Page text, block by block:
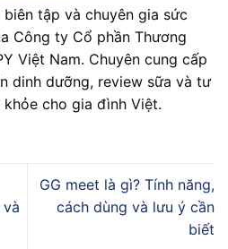
tập và chuyên gia sức
Công ty Cổ phần Thương
Việt Nam. Chuyên cung cấp
dinh dưỡng, review sữa và tư
khỏe cho gia đình Việt.
GG meet là gì? Tính năng,
cách dùng và lưu ý cần
biết